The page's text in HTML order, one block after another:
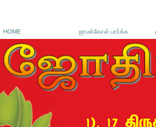
HOME ஜாமக்கோள் பார்க்க